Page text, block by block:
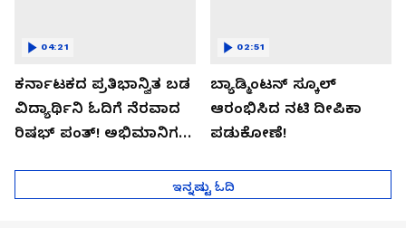
ಕರ್ನಾಟಕದ ಪ್ರತಿಭಾನ್ವಿತ ಬಡ
ವಿದ್ಯಾರ್ಥಿನಿ ಓದಿಗೆ ನೆರವಾದ
ರಿಷಭ್ ಪಂತ್! ಅಭಿಮಾನಿಗಳ
04:21
ಬ್ಯಾಡ್ಮಿಂಟನ್ ಸ್ಕೂಲ್​
ಆರಂಭಿಸಿದ ನಟಿ ದೀಪಿಕಾ
ಪಡುಕೋಣೆ!
02:51
ಇನ್ನಷ್ಟು ಓದಿ